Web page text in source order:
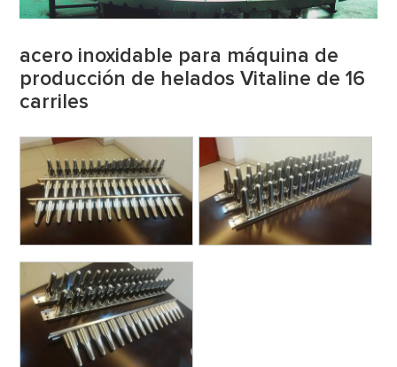
acero inoxidable para máquina de
producción de helados Vitaline de 16
carriles